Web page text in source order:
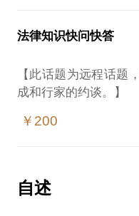
解。
婚姻家庭中适用的法
女反目？
医疗纠纷如何用法律
架还是诉讼？如何确
选律师，越贵越好吗
法律知识快问快答
【此话题为远程话题
成和行家的约谈。】
律问题。如果你也遇
如何取证？如何规避
解。
￥200
自述